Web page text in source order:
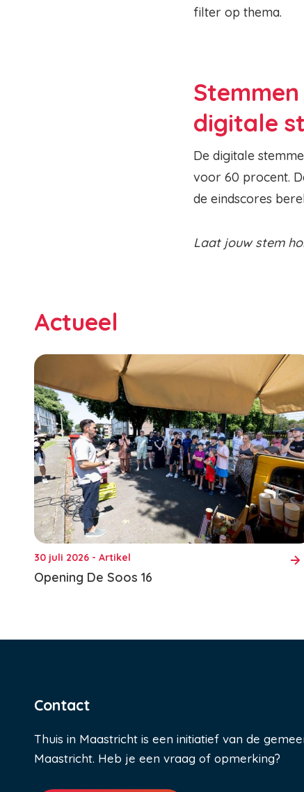
filter op thema.
digitale
De digitale
voor 60 procent.
de eindscores
Laat jouw stem
Actueel
30 juli 2026 - Artikel
Opening De Soos 16
Contact
Thuis in Maastricht is een initiatief van de
Maastricht. Heb je een vraag of opmerking?